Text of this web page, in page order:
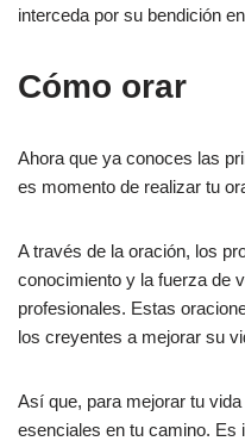
interceda por su bendición
Cómo orar
Ahora que ya conoces las
es momento de realizar tu
A través de la oración, los
conocimiento y la fuerza de
profesionales. Estas
los creyentes a mejorar su
Así que, para mejorar tu
esenciales en tu camino. Es